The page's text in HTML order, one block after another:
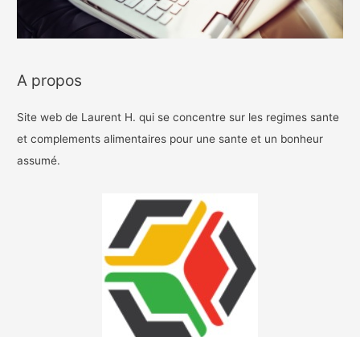
A propos
Site web de Laurent H. qui se concentre sur les regimes sante
et complements alimentaires pour une sante et un bonheur
assumé.